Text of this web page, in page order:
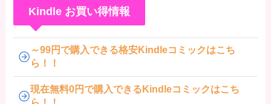
Kindle お買い得情報
～99円で購入できる格安Kindleコミックはこち
ら！！
現在無料0円で購入できるKindleコミックはこち